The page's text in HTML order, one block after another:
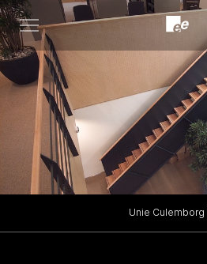
Open
menu
Unie Culemborg